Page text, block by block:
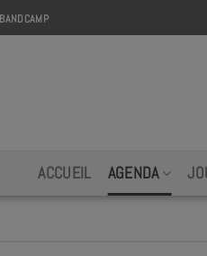
BANDCAMP
ACCUEIL AGENDA